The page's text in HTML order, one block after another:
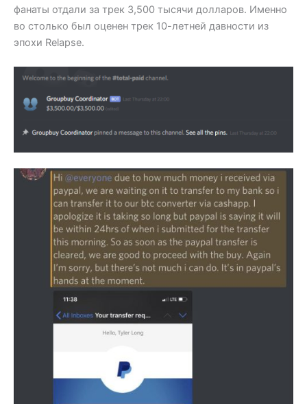
фанаты отдали за трек 3,500 тысячи долларов. Именно
во столько был оценен трек 10-летней давности из
эпохи Relapse.